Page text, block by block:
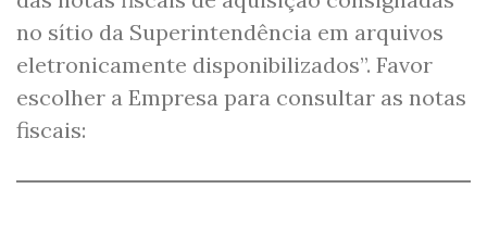
no sítio da Superintendência em arquivos
eletronicamente disponibilizados”. Favor
escolher a Empresa para consultar as notas
fiscais: